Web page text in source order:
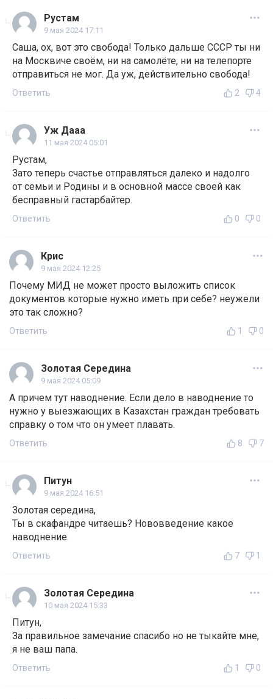
Рустам
9 мая 2024 17:11
Саша, ох, вот это свобода! Только дальше СССР ты ни
на Москвиче своём, ни на самолёте, ни на телепорте
отправиться не мог. Да уж, действительно свобода!
Ответить 2 4
Уж Дааа
11 мая 2024 05:01
Рустам,
Зато теперь счастье отправляться далеко и надолго
от семьи и Родины и в основной массе своей как
бесправный гастарбайтер.
Ответить 0 0
Крис
9 мая 2024 12:25
Почему МИД не может просто выложить список
документов которые нужно иметь при себе? неужели
это так сложно?
Ответить 1 0
Золотая Середина
9 мая 2024 05:09
А причем тут наводнение. Если дело в наводнение то
нужно у выезжающих в Казахстан граждан требовать
справку о том что он умеет плавать.
Ответить 8 7
Питун
9 мая 2024 16:51
Золотая середина,
Ты в скафандре читаешь? Нововведение какое
наводнение.
Ответить 7 1
Золотая Середина
10 мая 2024 15:33
Питун,
За правильное замечание спасибо но не тыкайте мне,
я не ваш папа.
Ответить 1 0